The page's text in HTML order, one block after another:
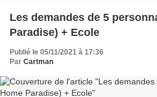
Les demandes de 5
Paradise) + Ecole
Publié le 05/11/2021 à 17:36
Par Cartman